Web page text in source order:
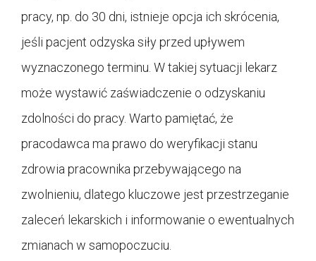
pracy, np. do 30 dni, istnieje opcja ich skrócenia,
jeśli pacjent odzyska siły przed upływem
wyznaczonego terminu. W takiej sytuacji lekarz
może wystawić zaświadczenie o odzyskaniu
zdolności do pracy. Warto pamiętać, że
pracodawca ma prawo do weryfikacji stanu
zdrowia pracownika przebywającego na
zwolnieniu, dlatego kluczowe jest przestrzeganie
zaleceń lekarskich i informowanie o ewentualnych
zmianach w samopoczuciu.